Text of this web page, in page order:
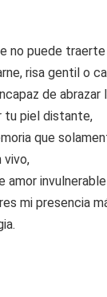
no puede
risa gentil o
de abrazar
tu piel distante,
que
vivo,
amor
mi presencia